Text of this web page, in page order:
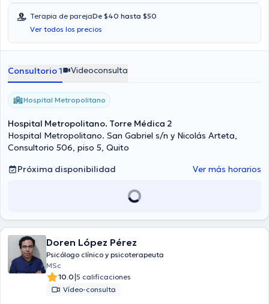
Terapia de parejaDe $40 hasta $50
Ver todos los precios
Consultorio 1 Videoconsulta
Hospital Metropolitano
Hospital Metropolitano. Torre Médica 2
Hospital Metropolitano. San Gabriel s/n y Nicolás Arteta,
Consultorio 506, piso 5, Quito
Próxima disponibilidad
Ver más horarios
Doren López Pérez
Psicólogo clínico y psicoterapeuta
MSc
10.0|5 calificaciones
Vídeo-consulta